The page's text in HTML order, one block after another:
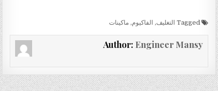
Tagged التغليف, الفاكيوم, ماكينات
Author: Engineer Mansy